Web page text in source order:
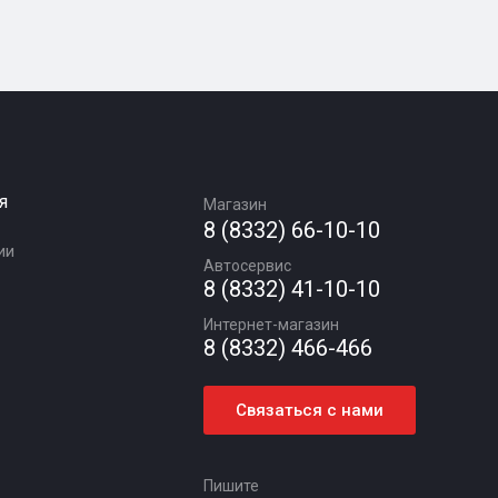
Магазин
8 (8332) 66-10-10
Автосервис
8 (8332) 41-10-10
Интернет-магазин
8 (8332) 466-466
Связаться с нами
Пишите